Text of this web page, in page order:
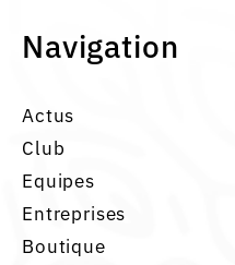
Navigation
Actus
Club
Equipes
Entreprises
Boutique